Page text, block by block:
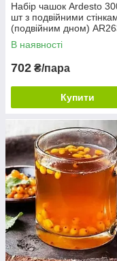
Набір чашок Ardesto
шт з подвійними
(подвійним дном)
В наявності
702 ₴/пара
Купити